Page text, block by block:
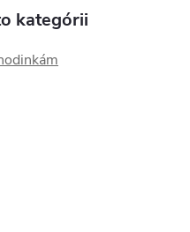
kategórii